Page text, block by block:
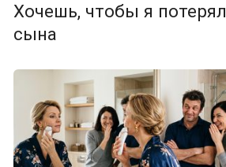
Хочешь, чтобы я потерял
сына